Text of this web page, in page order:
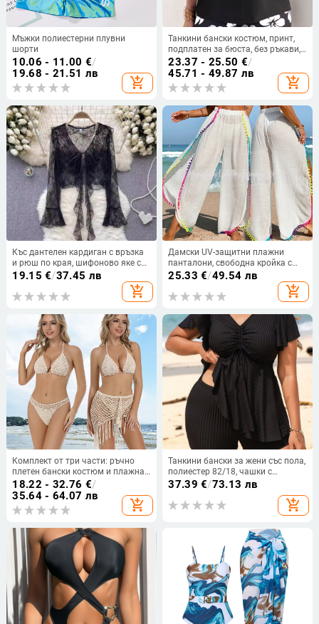
Мъжки полиестерни плувни
шорти
10.06 - 11.00 €/
19.68 - 21.51 лв
add_shopping_cart
Танкини бански костюм, принт,
подплатен за бюста, без ръкави,
полиестерна материя
23.37 - 25.50 €/
45.71 - 49.87 лв
add_shopping_cart
Къс дантелен кардиган с връзка
и рюш по края, шифоново яке с
дълги ръкави за слънцезащита
19.15 €/37.45 лв
add_shopping_cart
Дамски UV-защитни плажни
панталони, свободна кройка с
ресни, Bamboo Cotton плат, памук
60%, подплата полиестер 40%,
194 g, подходящи за плуване и
25.33 €/49.54 лв
add_shopping_cart
Комплект от три части: ръчно
плетен бански костюм и плажна
рокля, подплънки за бюст, без
метална поддръжка, 100% акрил,
подплата от найлон
18.22 - 32.76 €/
35.64 - 64.07 лв
add_shopping_cart
Танкини бански за жени със пола,
полиестер 82/18, чашки с
подплата без метална опора,
подплата полиестер 95/5, без
ръкави, подходящ за плуване и
37.39 €/73.13 лв
add_shopping_cart